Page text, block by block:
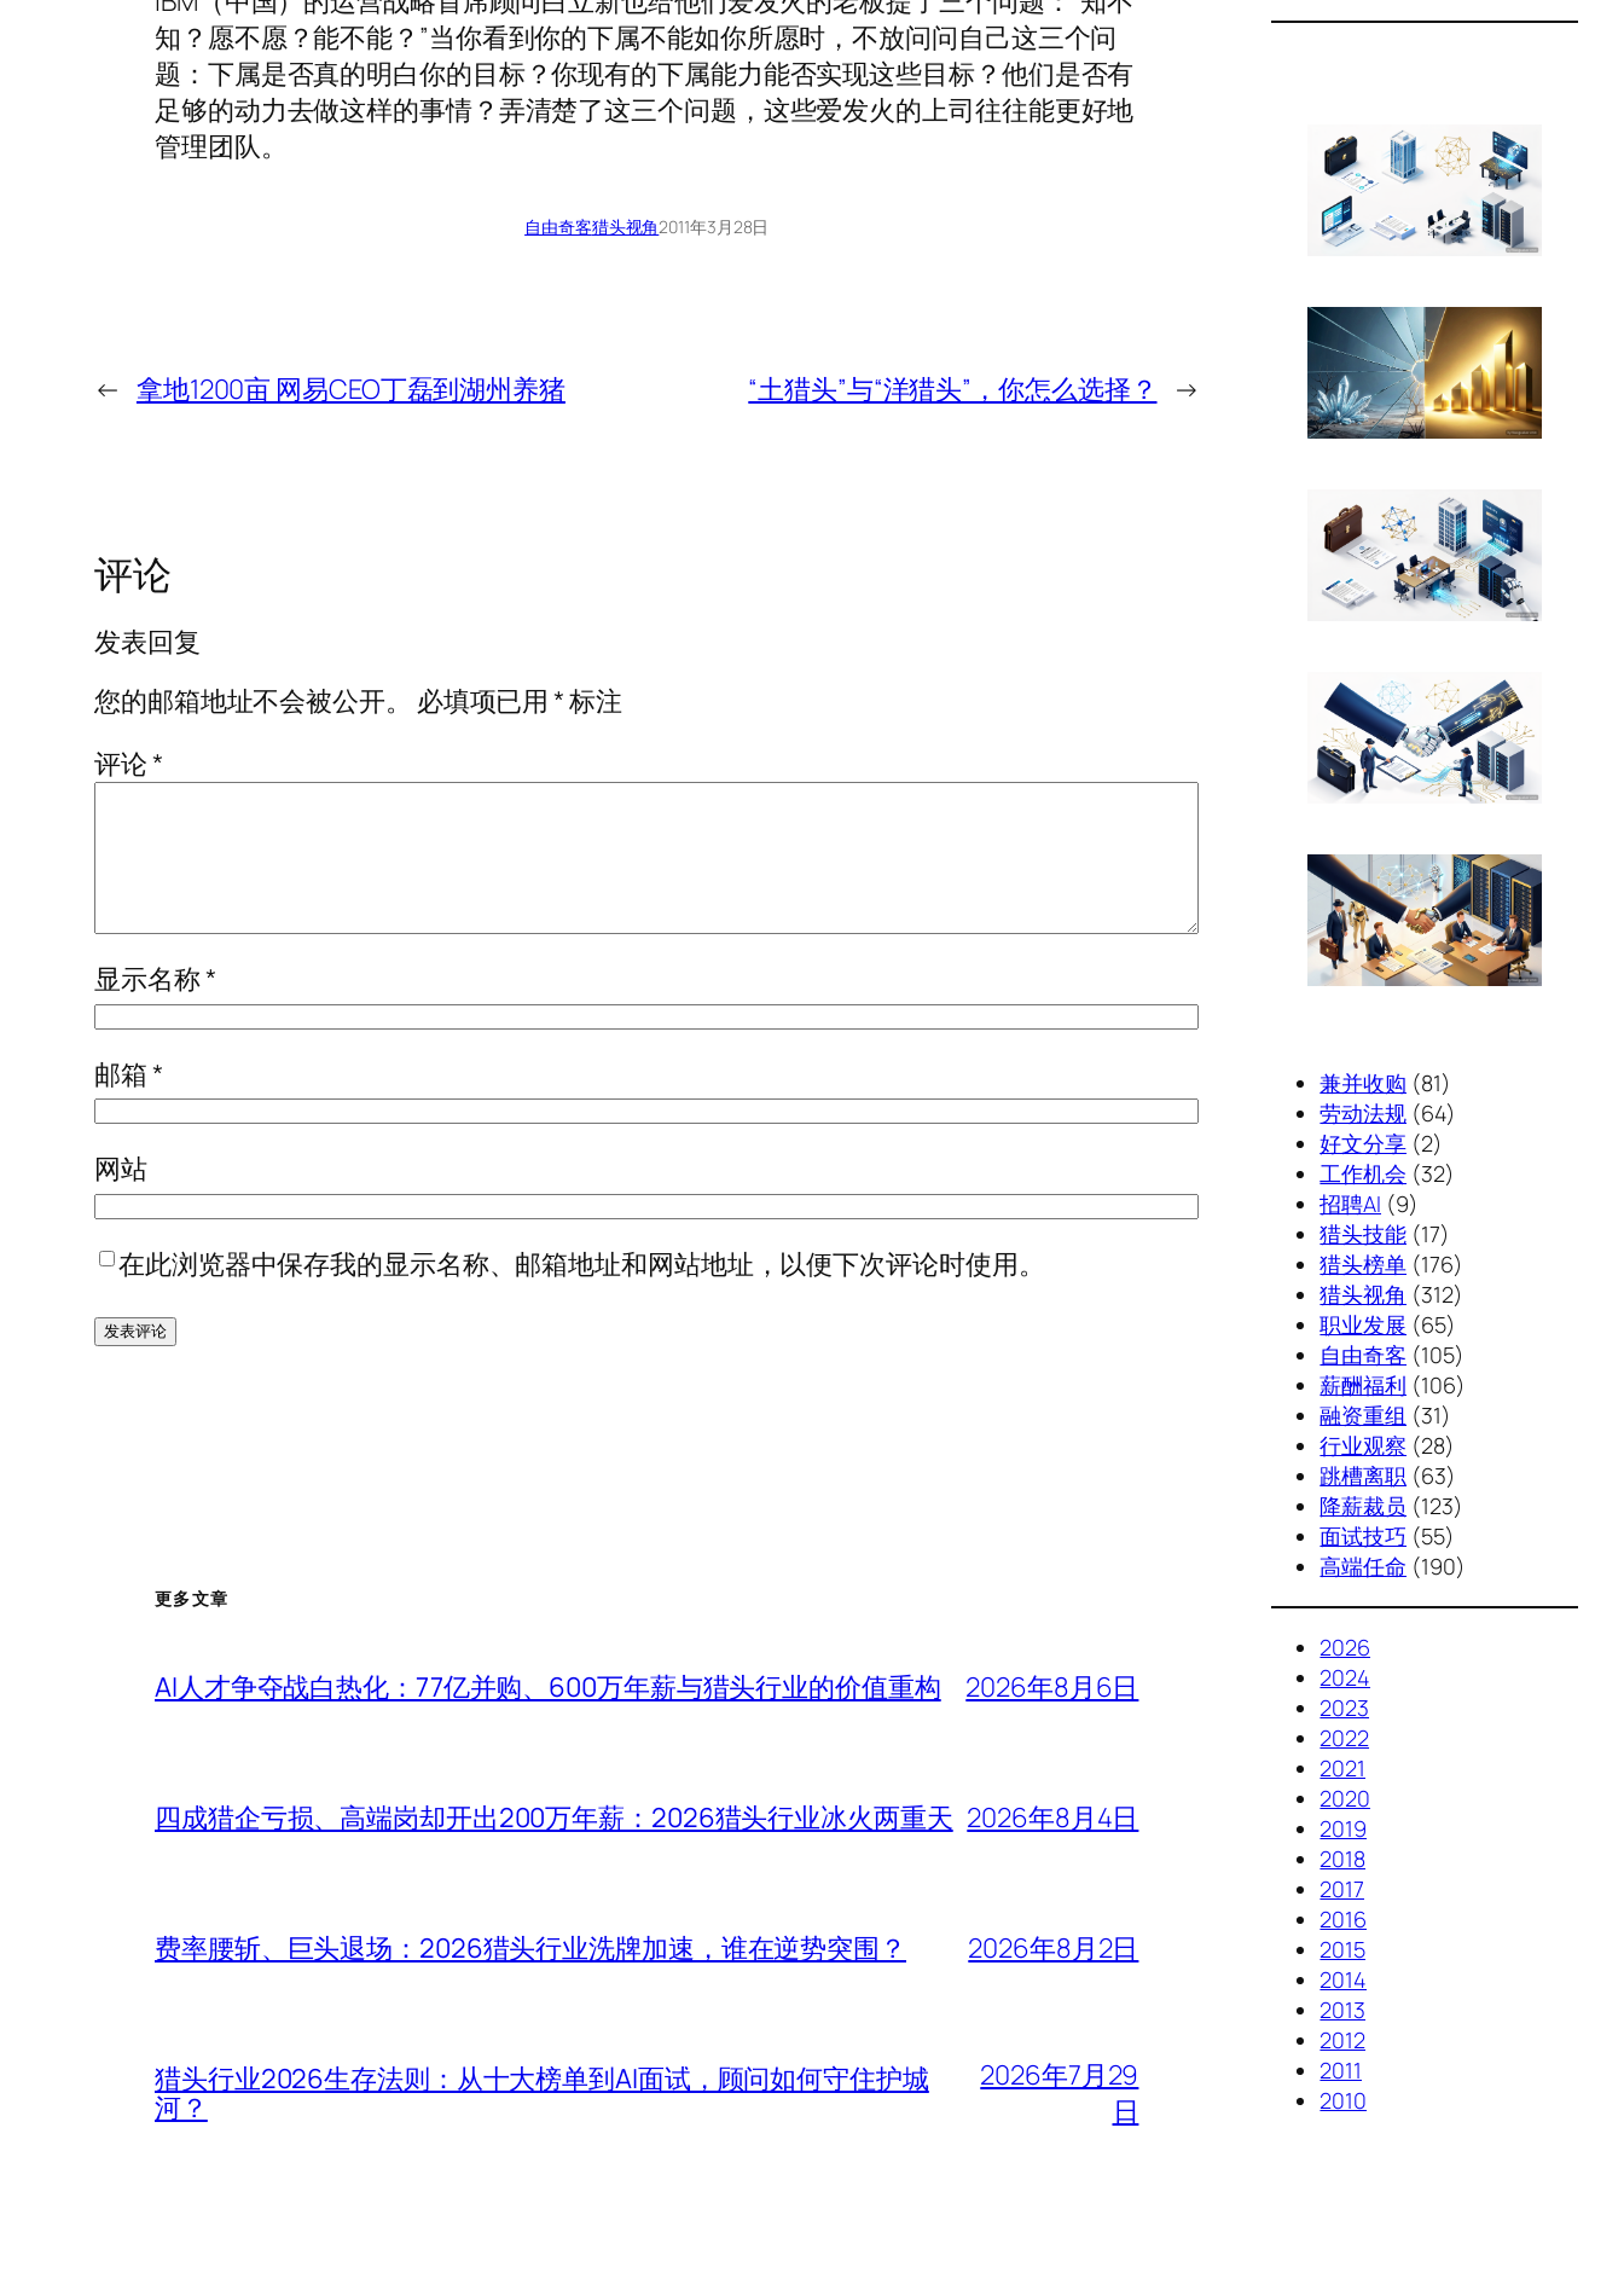
知？愿不愿？能不能？”当你看到你的下属不能如你所愿时，不放问问自己这三个问
题：下属是否真的明白你的目标？你现有的下属能力能否实现这些目标？他们是否有
足够的动力去做这样的事情？弄清楚了这三个问题，这些爱发火的上司往往能更好地
管理团队。
自由奇客猎头视角2011年3月28日
← 拿地1200亩 网易CEO丁磊到湖州养猪 “土猎头”与“洋猎头”，你怎么选择？ →
评论
发表回复
您的邮箱地址不会被公开。
必填项已用*标注
评论*
显示名称*
邮箱*
网站
在此浏览器中保存我的显示名称、邮箱地址和网站地址，以便下次评论时使用。
更多文章
AI人才争夺战白热化：77亿并购、600万年薪与猎头行业的价值重构 2026年8月6日
四成猎企亏损、高端岗却开出200万年薪：2026猎头行业冰火两重天 2026年8月4日
费率腰斩、巨头退场：2026猎头行业洗牌加速，谁在逆势突围？ 2026年8月2日
猎头行业2026生存法则：从十大榜单到AI面试，顾问如何守住护城
河？
2026年7月29
日
兼并收购 (81)
劳动法规 (64)
好文分享 (2)
工作机会 (32)
招聘AI (9)
猎头技能 (17)
猎头榜单 (176)
猎头视角 (312)
职业发展 (65)
自由奇客 (105)
薪酬福利 (106)
融资重组 (31)
行业观察 (28)
跳槽离职 (63)
降薪裁员 (123)
面试技巧 (55)
高端任命 (190)
2026
2024
2023
2022
2021
2020
2019
2018
2017
2016
2015
2014
2013
2012
2011
2010